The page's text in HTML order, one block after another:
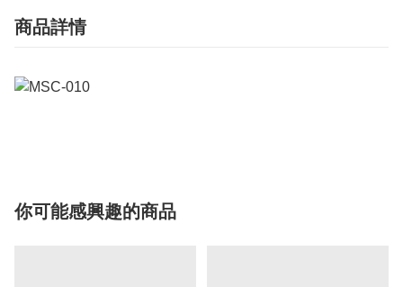
商品詳情
你可能感興趣的商品